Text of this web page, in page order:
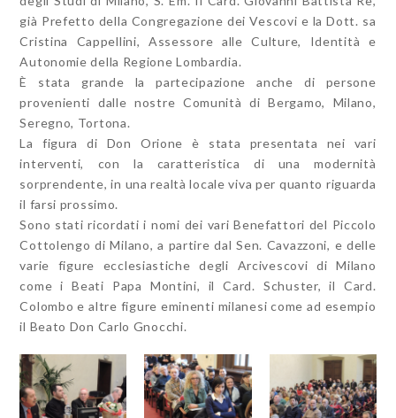
già Prefetto della Congregazione dei Vescovi e la Dott. sa
Cristina Cappellini, Assessore alle Culture, Identità e
Autonomie della Regione Lombardia.
È stata grande la partecipazione anche di persone
provenienti dalle nostre Comunità di Bergamo, Milano,
Seregno, Tortona.
La figura di Don Orione è stata presentata nei vari
interventi, con la caratteristica di una modernità
sorprendente, in una realtà locale viva per quanto riguarda
il farsi prossimo.
Sono stati ricordati i nomi dei vari Benefattori del Piccolo
Cottolengo di Milano, a partire dal Sen. Cavazzoni, e delle
varie figure ecclesiastiche degli Arcivescovi di Milano
come i Beati Papa Montini, il Card. Schuster, il Card.
Colombo e altre figure eminenti milanesi come ad esempio
il Beato Don Carlo Gnocchi.